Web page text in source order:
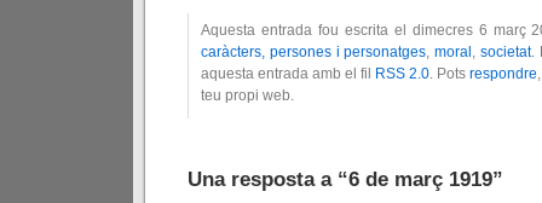
Aquesta entrada fou escrita el dimecres 6 març
caràcters, persones i personatges,moral ,societat.
aquesta entrada amb el fil
RSS 2.0. Pots respondre
teu propi web.
Una resposta a “6 de març 1919”